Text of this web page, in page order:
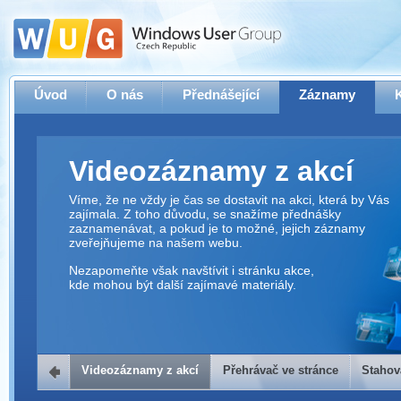
Úvod O nás Přednášející Záznamy
Videozáznamy z akcí
Víme, že ne vždy je čas se dostavit na akci, která by Vás
zajímala. Z toho důvodu, se snažíme přednášky
zaznamenávat, a pokud je to možné, jejich záznamy
zveřejňujeme na našem webu.
Nezapomeňte však navštívit i stránku akce,
kde mohou být další zajímavé materiály.
Přehrávač ve stránce
Videozáznamy z akcí Přehrávač ve stránce